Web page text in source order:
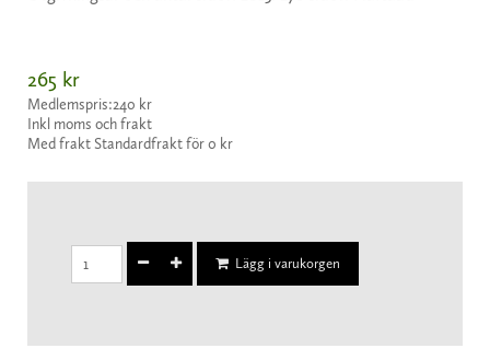
265 kr
Medlemspris:240 kr
Inkl moms och frakt
Med frakt Standardfrakt för 0 kr
Lägg i varukorgen